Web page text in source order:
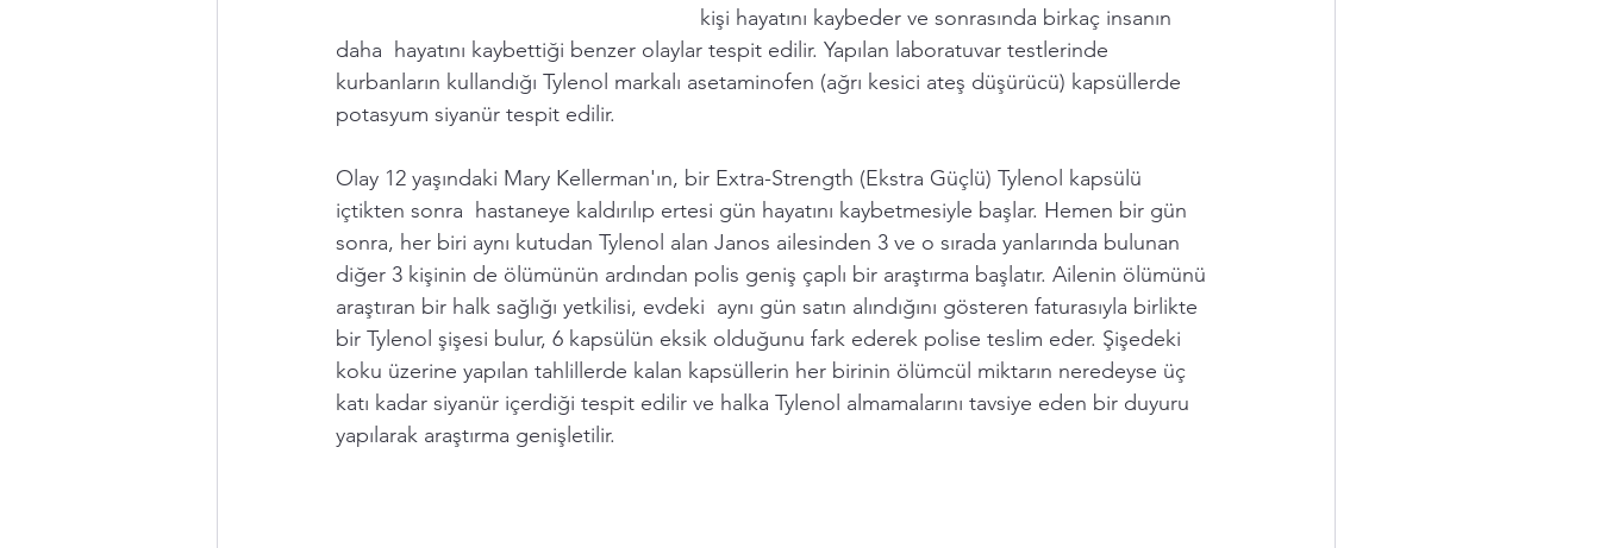
kişi hayatını kaybeder ve sonrasında birkaç insanın
daha  hayatını kaybettiği benzer olaylar tespit edilir. Yapılan laboratuvar testlerinde
kurbanların kullandığı Tylenol markalı asetaminofen (ağrı kesici ateş düşürücü) kapsüllerde
potasyum siyanür tespit edilir.
Olay 12 yaşındaki Mary Kellerman'ın, bir Extra-Strength (Ekstra Güçlü) Tylenol kapsülü
içtikten sonra  hastaneye kaldırılıp ertesi gün hayatını kaybetmesiyle başlar. Hemen bir gün
sonra, her biri aynı kutudan Tylenol alan Janos ailesinden 3 ve o sırada yanlarında bulunan
diğer 3 kişinin de ölümünün ardından polis geniş çaplı bir araştırma başlatır. Ailenin ölümünü
araştıran bir halk sağlığı yetkilisi, evdeki  aynı gün satın alındığını gösteren faturasıyla birlikte
bir Tylenol şişesi bulur, 6 kapsülün eksik olduğunu fark ederek polise teslim eder. Şişedeki
koku üzerine yapılan tahlillerde kalan kapsüllerin her birinin ölümcül miktarın neredeyse üç
katı kadar siyanür içerdiği tespit edilir ve halka Tylenol almamalarını tavsiye eden bir duyuru
yapılarak araştırma genişletilir.